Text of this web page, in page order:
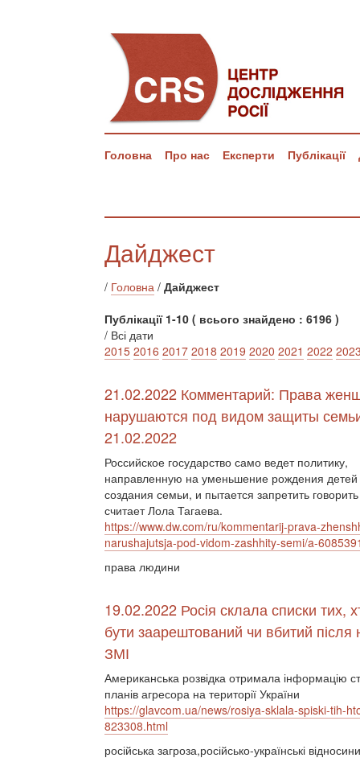
Головна Про нас Експерти Публікації
Дайджест
/ Головна / Дайджест
Публікації 1-10 ( всього знайдено : 6196 )
/ Всі дати
2015 2016 2017 2018 2019 2020 2021 2022
21.02.2022 Комментарий: Права
нарушаются под видом защиты
21.02.2022
Российское государство само ведет политику,
направленную на уменьшение рождения детей
создания семьи, и пытается запретить
считает Лола Тагаева.
https://www.dw.com/ru/kommentarij-prava-
narushajutsja-pod-vidom-zashhity-semi/a-
права людини
19.02.2022 Росія склала списки тих,
бути заарештований чи вбитий після
ЗМІ
Американська розвідка отримала інформацію
планів агресора на території України
https://glavcom.ua/news/rosiya-sklala-spiski-tih-
823308.html
російська загроза,російсько-українські